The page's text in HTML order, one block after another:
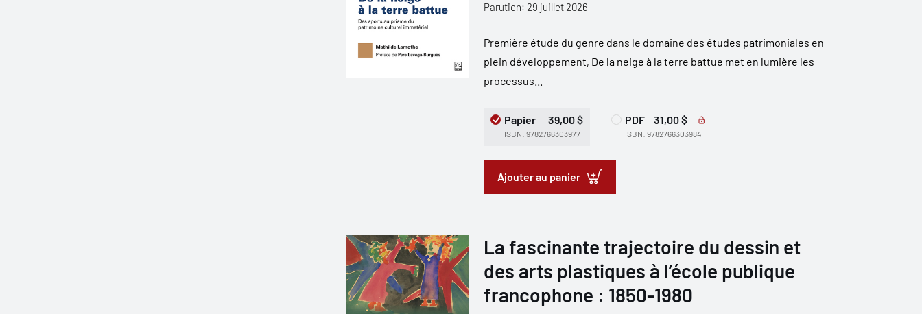
Parution: 29 juillet 2026
Première étude du genre dans le domaine des études patrimoniales en
plein développement, De la neige à la terre battue met en lumière les
processus...
Papier 39,00 $
ISBN: 9782766303977
PDF 31,00 $
ISBN: 9782766303984
Ajouter au panier
La fascinante trajectoire du dessin et
des arts plastiques à l’école publique
francophone : 1850-1980